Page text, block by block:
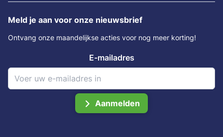
Meld je aan voor onze nieuwsbrief
Ontvang onze maandelijkse acties voor nog meer korting!
E-mailadres
Aanmelden